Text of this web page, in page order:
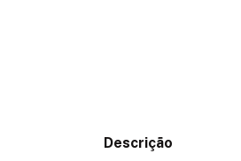
Descrição